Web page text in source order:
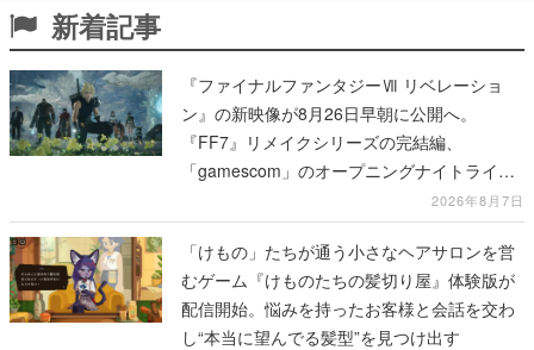
新着記事
『ファイナルファンタジーⅦ リベレーショ
ン』の新映像が8月26日早朝に公開へ。
『FF7』リメイクシリーズの完結編、
「gamescom」のオープニングナイトライブ
にてディレクターの浜口直樹氏が登壇する予
定
2026年8月7日
「けもの」たちが通う小さなヘアサロンを営
むゲーム『けものたちの髪切り屋』体験版が
配信開始。悩みを持ったお客様と会話を交わ
し“本当に望んでる髪型”を見つけ出す